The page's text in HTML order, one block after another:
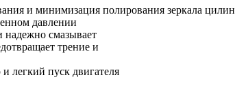
и минимизация полирования зеркала
давлении
надежно смазывает
трение и
легкий пуск двигателя